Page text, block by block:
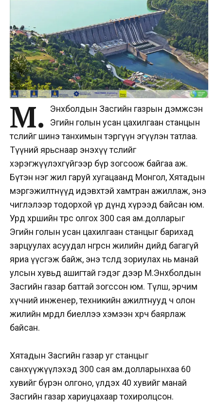
М.
Энхболдын Засгийн газрын дэмжсэн
Эгийн голын усан цахилгаан станцын
төслийг шинэ танхимын тэргүүн эгүүлэн татлаа.
Түүний ярьснаар энэхүү төслийг
хэрэгжүүлэхгүйгээр бүр зогсоож байгаа аж.
Бүтэн нэг жил гаруй хугацаанд Монгол, Хятадын
мэргэжилтнүүд идэвхтэй хамтран ажиллаж, энэ
чиглэлээр тодорхой үр дүнд хүрээд байсан юм.
Урд хөршийн төрөөс олгох 300 сая ам.долларыг
Эгийн голын усан цахилгаан станцыг барихад
зарцуулах асуудал өнгөрсөн жилийн өдийд багагүй
яриа үүсгэж байж, энэ төсөлд зориулах нь манай
улсын хувьд ашигтай гэдэг дээр М.Энхболдын
Засгийн газар баттай зогссон юм. Түлш, эрчим
хүчний инженер, техникийн ажилтнууд ч олон
жилийн мөрөөдөл биеллээ хэмээн хөөрч баярлаж
байсан.
Хятадын Засгийн газар уг станцыг
санхүүжүүлэхэд 300 сая ам.долларынхаа 60
хувийг бүрэн олгоно, үлдэх 40 хувийг манай
Засгийн газар хариуцахаар тохиролцсон.